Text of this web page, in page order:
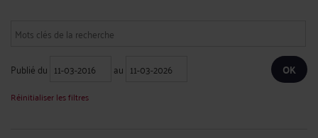
devenue un problème majeur dans notre société. En effet, n'importe qui peut